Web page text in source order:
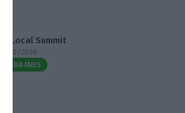
3.º Local Summit
07/10/2026
SAIBA MAIS